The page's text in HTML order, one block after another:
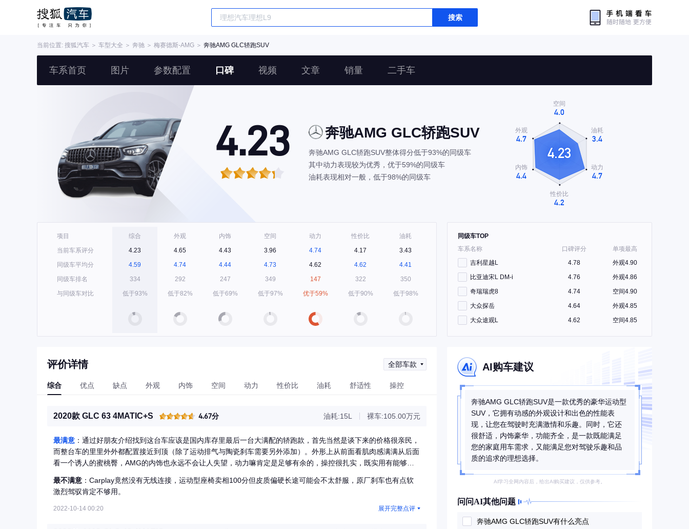
搜索
当前位置: 搜狐汽车 ＞ 车型大全 ＞ 奔驰 ＞ 梅赛德斯-AMG ＞ 奔驰AMG GLC轿跑SUV
车系首页 图片 参数配置 口碑 视频 文章 销量 二手车
4.23 奔驰AMG GLC轿跑SUV
奔驰AMG GLC轿跑SUV整体得分低于93%的同级车
其中动力表现较为优秀，优于59%的同级车
油耗表现相对一般，低于98%的同级车
项目
当前车系评分
同级车平均分
同级车排名
与同级车对比
综合
4.23
4.59
334
低于93%
外观
4.65
4.74
292
低于82%
内饰
4.43
4.44
247
低于69%
空间
3.96
4.73
349
低于97%
动力
4.74
4.62
147
优于59%
性价比
4.17
4.62
322
低于90%
油耗
3.43
4.41
350
低于98%
同级车TOP
车系名称
口碑评分
单项最高
吉利星越L
4.78
外观4.90
比亚迪宋L DM-i
4.76
外观4.86
奇瑞瑞虎8
4.74
空间4.90
大众探岳
4.64
外观4.85
大众途观L
4.62 空间4.85
评价详情 全部车款
综合 优点 缺点 外观 内饰 空间 动力 性价比 油耗 舒适性 操控
2020款 GLC 63 4MATIC+S 4.67分 油耗:15L 裸车:105.00万元
最满意 ：通过好朋友介绍找到这台车应该是国内库存里最后一台大满配的轿跑款，首先当然是谈下来的价格很亲民，
而整台车的里里外外都配置接近到顶（除了运动排气与陶瓷刹车需要另外添加）。外形上从前面看肌肉感满满从后面
看一个诱人的蜜桃臀，AMG的内饰也永远不会让人失望，动力嘛肯定是足够有余的，操控很扎实，既实用有能够撒
有一系列的改装升级等待进行，包括运动排气、陶瓷刹车还有电脑程序的优化，估计一个月后会完成达到我所要求的
完美状态。
最不满意 ：Carplay竟然没有无线连接，运动型座椅卖相100分但皮质偏硬长途可能会不太舒服，原厂刹车也有点软
激烈驾驭肯定不够用。
2022-10-14 00:20 展开完整点评
AI购车建议
奔驰AMG GLC轿跑SUV是一款优秀的豪华运动型
SUV，它拥有动感的外观设计和出色的性能表
现，让您在驾驶时充满激情和乐趣。同时，它还
很舒适，内饰豪华，功能齐全，是一款既能满足
您的家庭用车需求，又能满足您对驾驶乐趣和品
质的追求的理想选择。
AI学习全网内容后，给出AI购买建议，仅供参考。
问问AI其他问题
奔驰AMG GLC轿跑SUV有什么亮点